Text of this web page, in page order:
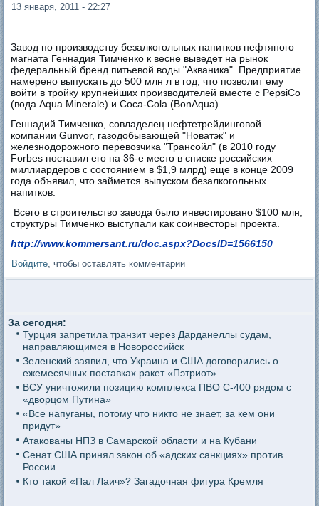
13 января, 2011 - 22:27
Завод по производству безалкогольных напитков нефтяного
магната Геннадия Тимченко к весне выведет на рынок
федеральный бренд питьевой воды "Акваника". Предприятие
намерено выпускать до 500 млн л в год, что позволит ему
войти в тройку крупнейших производителей вместе с PepsiCo
(вода Aqua Minerale) и Coca-Cola (BonAqua).
Геннадий Тимченко, совладелец нефтетрейдинговой
компании Gunvor, газодобывающей "Новатэк" и
железнодорожного перевозчика "Трансойл" (в 2010 году
Forbes поставил его на 36-е место в списке российских
миллиардеров с состоянием в $1,9 млрд) еще в конце 2009
года объявил, что займется выпуском безалкогольных
напитков.
Всего в строительство завода было инвестировано $100 млн,
структуры Тимченко выступали как соинвесторы проекта.
http://www.kommersant.ru/doc.aspx?DocsID=1566150
Войдите , чтобы оставлять комментарии
За сегодня:
Турция запретила транзит через Дарданеллы судам,
направляющимся в Новороссийск
Зеленский заявил, что Украина и США договорились о
ежемесячных поставках ракет «Пэтриот»
ВСУ уничтожили позицию комплекса ПВО С-400 рядом с
«дворцом Путина»
«Все напуганы, потому что никто не знает, за кем они
придут»
Атакованы НПЗ в Самарской области и на Кубани
Сенат США принял закон об «адских санкциях» против
России
Кто такой «Пал Лаич»? Загадочная фигура Кремля